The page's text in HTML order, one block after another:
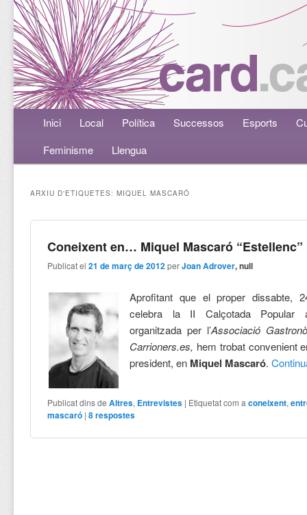
Menú principalAneu al contingut principal
Aneu al contingut secundari
Inici Local Política Successos Esports
Feminisme
Llengua
ARXIU D'ETIQUETES:MIQUEL MASCARÓ
Coneixent en… Miquel Mascaró “Estellenc”
Publicat el21 de març de 2012 perJoan Adrover, null
Aprofitant que el proper dissabte,
celebra la II Calçotada Popular
organitzada per l’Associació
Carrioners.es, hem trobat convenient
president, en Miquel Mascaró.
Publicat dins de Altres, Entrevistes | Etiquetat com a coneixent,
mascaró |8respostes